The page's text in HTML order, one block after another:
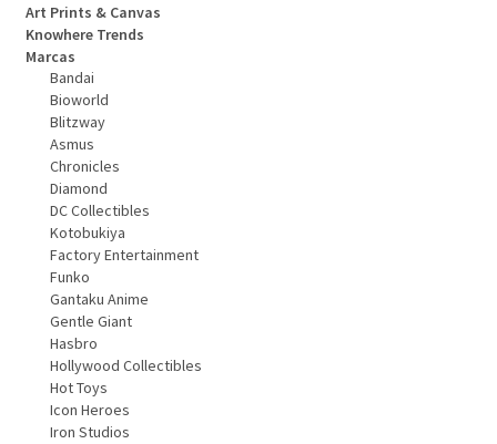
Art Prints & Canvas
Knowhere Trends
Marcas
Bandai
Bioworld
Blitzway
Asmus
Chronicles
Diamond
DC Collectibles
Kotobukiya
Factory Entertainment
Funko
Gantaku Anime
Gentle Giant
Hasbro
Hollywood Collectibles
Hot Toys
Icon Heroes
Iron Studios